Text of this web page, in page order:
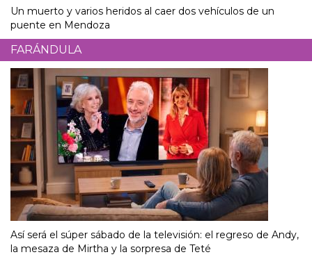
Un muerto y varios heridos al caer dos vehículos de un
puente en Mendoza
FARÁNDULA
Así será el súper sábado de la televisión: el regreso de Andy,
la mesaza de Mirtha y la sorpresa de Teté